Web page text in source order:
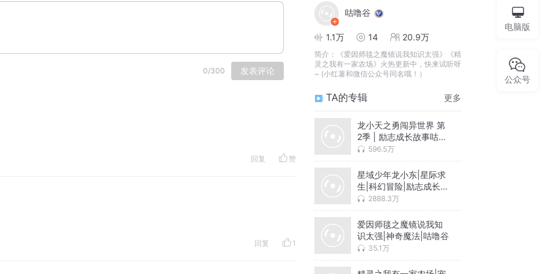
0/300 发表评论
回复 赞
回复 1
咕噜谷
1.1万 14 20.9万
简介：
《爱因师毯之魔镜说我知识太强》《精
灵之我有一家农场》火热更新中，快来试听呀
~ (小红薯和微信公众号同名哦！）
TA的专辑 更多
龙小天之勇闯异世界 第
2季 | 励志成长故事咕噜
谷 596.5万
星域少年龙小东|星际求
生|科幻冒险|励志成长咕
噜谷2888.3万
爱因师毯之魔镜说我知
识太强|神奇魔法|咕噜谷
35.1万
电脑版
公众号